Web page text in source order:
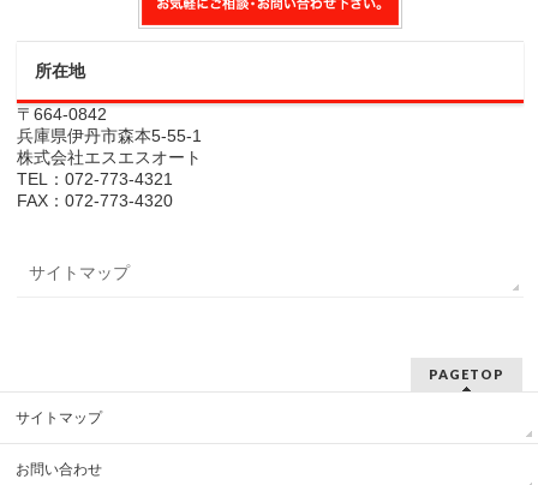
所在地
〒664-0842
兵庫県伊丹市森本5-55-1
株式会社エスエスオート
TEL：072-773-4321
FAX：072-773-4320
サイトマップ
PAGETOP
サイトマップ
お問い合わせ